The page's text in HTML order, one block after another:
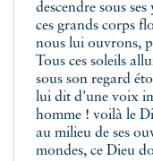
descendre sous
ces grands corps
nous lui ouvrons,
Tous ces soleils
sous son regard
lui dit d'une voix
homme ! voilà le
au milieu de ses
mondes, ce Dieu